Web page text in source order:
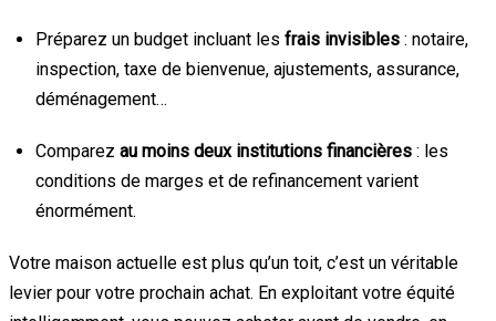
Préparez un budget incluant les frais invisibles : notaire,
inspection, taxe de bienvenue, ajustements, assurance,
déménagement…
Comparez au moins deux institutions financières : les
conditions de marges et de refinancement varient
énormément.
Votre maison actuelle est plus qu’un toit, c’est un véritable
levier pour votre prochain achat. En exploitant votre équité